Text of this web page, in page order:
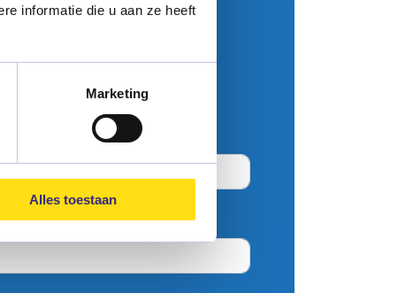
informatie die u aan ze heeft
Marketing
Alles toestaan